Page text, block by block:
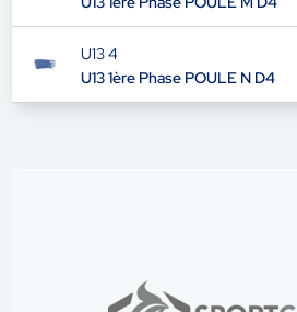
U13 4
U13 1ère Phase POULE N D4